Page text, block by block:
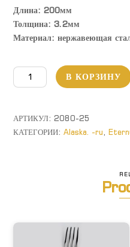
Длина: 200мм
Толщина: 3.2мм
Материал: нержавеющая
Количество
товара
Ложка
коктейльная
В КОРЗИНУ
АРТИКУЛ:2080-25
КАТЕГОРИИ:Alaska. -ru,